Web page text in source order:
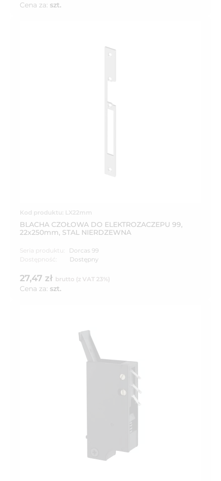
Cena za: szt.
Kod produktu: LX22mm
BLACHA CZOŁOWA DO ELEKTROZACZEPU 99,
22x250mm, STAL NIERDZEWNA
Seria produktu:
Dorcas 99
Dostępność:
Dostępny
27,47 zł brutto (z VAT 23%)
Cena za: szt.